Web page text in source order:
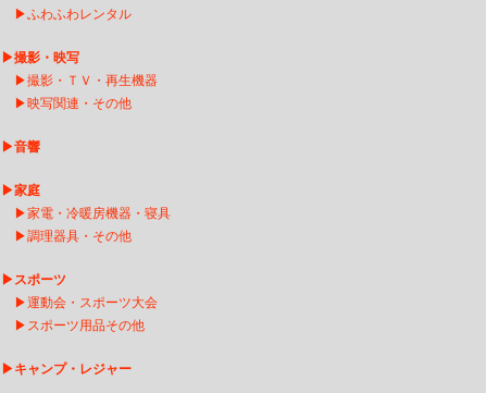
▶ふわふわレンタル
▶撮影・映写
▶撮影・ＴＶ・再生機器
▶映写関連・その他
▶音響
▶家庭
▶家電・冷暖房機器・寝具
▶調理器具・その他
▶スポーツ
▶運動会・スポーツ大会
▶ スポーツ用品その他
▶キャンプ・レジャー